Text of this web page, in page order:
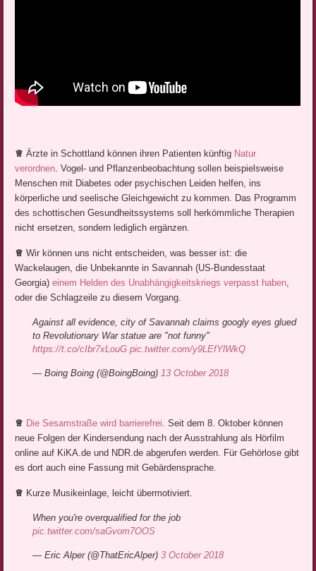
♕ Ärzte in Schottland können ihren Patienten künftig Natur
verordnen. Vogel- und Pflanzenbeobachtung sollen beispielsweise
Menschen mit Diabetes oder psychischen Leiden helfen, ins
körperliche und seelische Gleichgewicht zu kommen. Das Programm
des schottischen Gesundheitssystems soll herkömmliche Therapien
nicht ersetzen, sondern lediglich ergänzen.
♕ Wir können uns nicht entscheiden, was besser ist: die
Wackelaugen, die Unbekannte in Savannah (US-Bundesstaat
Georgia)einem Helden des Unabhängigkeitskriegs verpasst haben,
oder die Schlagzeile zu diesem Vorgang.
Against all evidence, city of Savannah claims googly eyes glued
to Revolutionary War statue are "not funny"
https://t.co/cIbr7xLouG pic.twitter.com/y9LEfYlWkQ
— Boing Boing (@BoingBoing)13 October 2018
♕ Die Sesamstraße wird barrierefrei. Seit dem 8. Oktober können
neue Folgen der Kindersendung nach der Ausstrahlung als Hörfilm
online auf KiKA.de und NDR.de abgerufen werden. Für Gehörlose gibt
es dort auch eine Fassung mit Gebärdensprache.
♕ Kurze Musikeinlage, leicht übermotiviert.
When you're overqualified for the job
pic.twitter.com/saGvom7OOS
— Eric Alper (@ThatEricAlper)3 October 2018